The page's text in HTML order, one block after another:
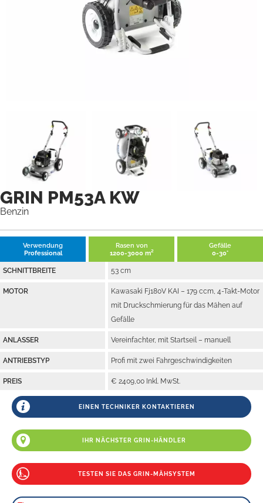
GRIN PM53A KW
Benzin
Verwendung
Professional
Rasen von
1200-3000 m²
Gefälle
0-30°
SCHNITTBREITE 53 cm
MOTOR
Kawasaki Fj180V KAI – 179 ccm, 4-Takt-Motor
mit Druckschmierung für das Mähen auf
Gefälle
ANLASSER Vereinfachter, mit Startseil – manuell
ANTRIEBSTYP Profi mit zwei Fahrgeschwindigkeiten
PREIS € 2409,00 Inkl. MwSt.
EINEN TECHNIKER KONTAKTIEREN
IHR NÄCHSTER GRIN-HÄNDLER
TESTEN SIE DAS GRIN-MÄHSYSTEM